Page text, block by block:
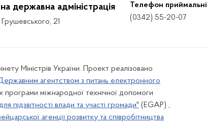
державна адміністрація
21
Телефон приймальні
(0342) 55-20-07
Міністрів України. Проект реалізовано
агентством з питань електронного
програми міжнародної технічної допомоги
підзвітності влади та участі громади" (EGAP) ,
агенції розвитку та співробітництва